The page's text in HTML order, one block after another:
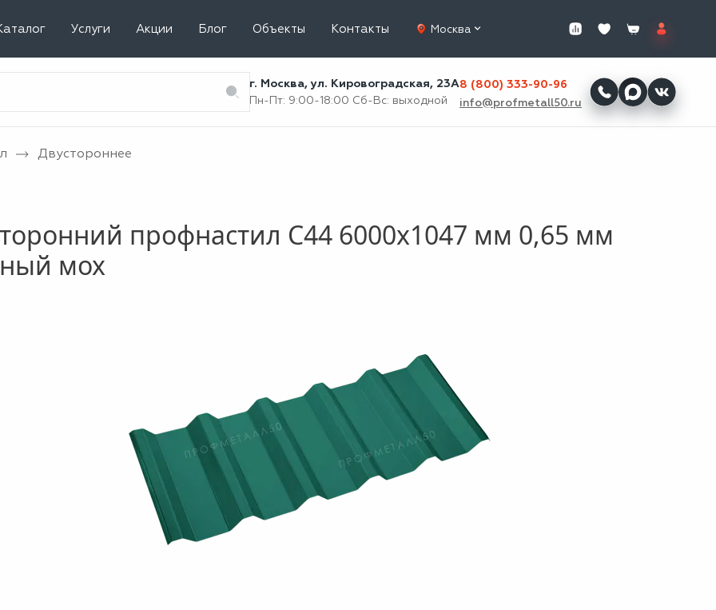
Услуги Акции Блог Объекты Контакты Москва
г. Москва, ул. Кировоградская, 23А
Пн-Пт: 9:00-18:00 Сб-Вс: выходной
8 (800) 333-90-96
info@profmetall50.ru
Двустороннее
профнастил С44 6000x1047 мм 0,65 мм
мох